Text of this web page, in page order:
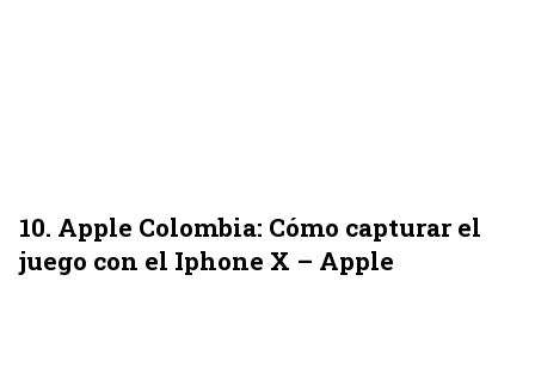
10. Apple Colombia: Cómo capturar el
juego con el Iphone X – Apple